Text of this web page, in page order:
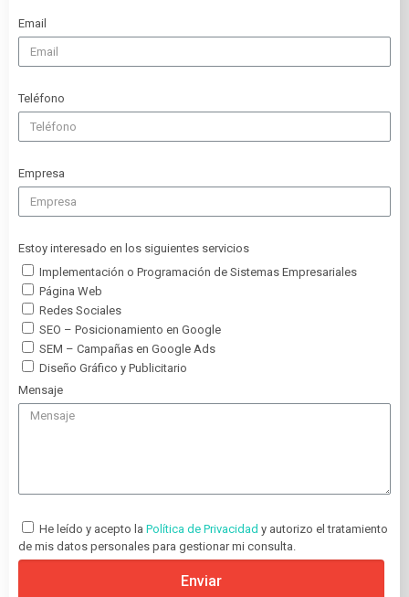
Email
Teléfono
Empresa
Estoy interesado en los siguientes servicios
Implementación o Programación de Sistemas Empresariales
Página Web
Redes Sociales
SEO – Posicionamiento en Google
SEM – Campañas en Google Ads
Diseño Gráfico y Publicitario
Mensaje
He leído y acepto la Política de Privacidad y autorizo el tratamiento
de mis datos personales para gestionar mi consulta.
Enviar